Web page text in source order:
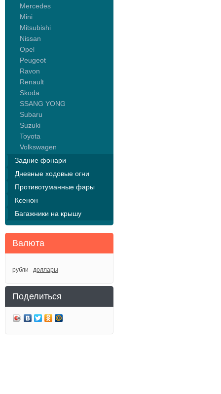
Mercedes
Mini
Mitsubishi
Nissan
Opel
Peugeot
Ravon
Renault
Skoda
SSANG YONG
Subaru
Suzuki
Toyota
Volkswagen
Задние фонари
Дневные ходовые огни
Противотуманные фары
Ксенон
Багажники на крышу
Валюта
рубли доллары
Поделиться